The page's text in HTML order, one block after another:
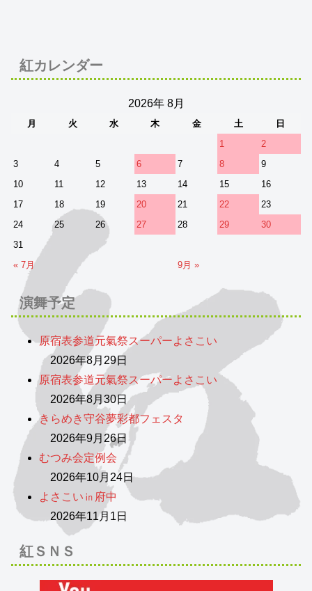
紅カレンダー
2026年 8月
月 火 水 木 金 土
日
1
2
3
4 5 6 7 8
9
10
11 12 13 14 15
16
17
18 19 20 21 22
23
24
25 26 27 28 29
30
31
« 7月
9月 »
演舞予定
原宿表参道元氣祭スーパーよさこい
2026年8月29日
原宿表参道元氣祭スーパーよさこい
2026年8月30日
きらめき守谷夢彩都フェスタ
2026年9月26日
むつみ会定例会
2026年10月24日
よさこい㏌府中
2026年11月1日
紅ＳＮＳ